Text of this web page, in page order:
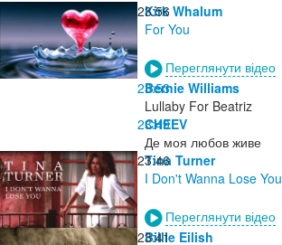
23:56
Kirk Whalum
For You
Переглянути відео
23:53
Bernie Williams
Lullaby For Beatriz
23:49
CHEEV
Де моя любов живе
23:46
Tina Turner
I Don't Wanna Lose You
Переглянути відео
23:41
Billie Eilish